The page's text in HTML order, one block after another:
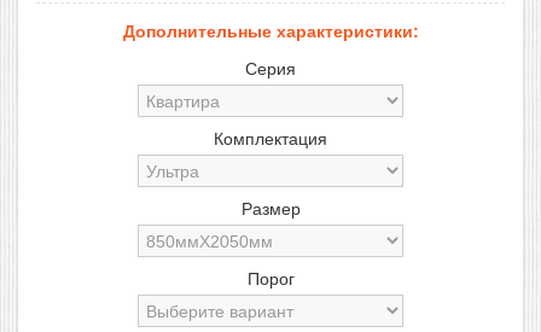
Дополнительные характеристики:
Серия
Комплектация
Размер
Порог